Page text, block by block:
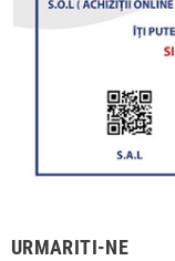
URMARITI-NE